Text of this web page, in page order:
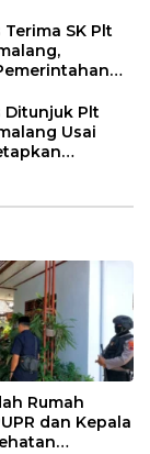
SK Plt
Ditunjuk Plt
Usai
Rumah
dan Kepala